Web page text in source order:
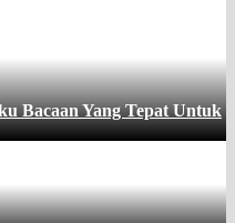
Bacaan Yang Tepat Untuk